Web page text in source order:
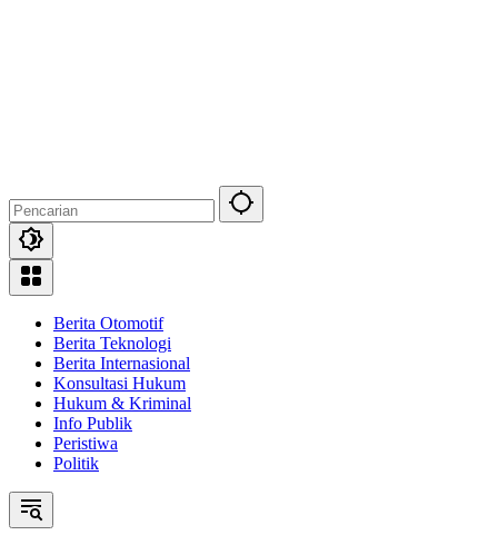
Berita Otomotif
Berita Teknologi
Berita Internasional
Konsultasi Hukum
Hukum & Kriminal
Info Publik
Peristiwa
Politik